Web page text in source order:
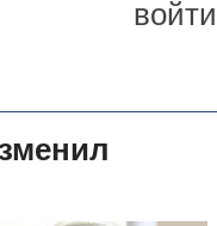
войти